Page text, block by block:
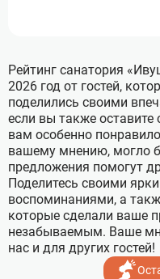
Рейтинг санатория
2026 год от гостей,
поделились своими
если вы также оставите
вам особенно
вашему мнению, могло
предложения помогут
Поделитесь своими
воспоминаниями, а
которые сделали ваше
незабываемым. Ваше
нас и для других гостей!